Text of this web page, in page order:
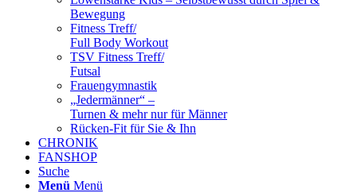
Bewegung
Fitness Treff/
Full Body Workout
TSV Fitness Treff/
Futsal
Frauengymnastik
„Jedermänner“ –
Turnen & mehr nur für Männer
Rücken-Fit für Sie & Ihn
CHRONIK
FANSHOP
Suche
Menü Menü